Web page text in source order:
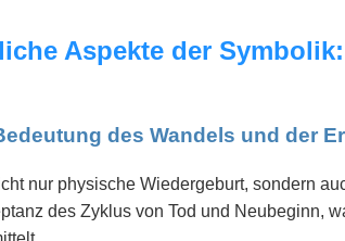
Aspekte der
des Wandels und der
nur physische Wiedergeburt, sondern
des Zyklus von Tod und Neubeginn,